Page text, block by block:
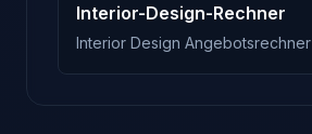
Interior-Design-Rechner
Interior Design Angebotsrechner